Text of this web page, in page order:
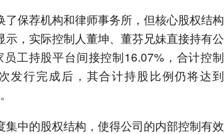
保荐机构和律师事务所，但核心股权结构
，实际控制人董坤、董芬兄妹直接持有公
工持股平台间接控制16.07%，合计控制
发行完成后，其合计持股比例仍将达到
中的股权结构，使得公司的内部控制有效